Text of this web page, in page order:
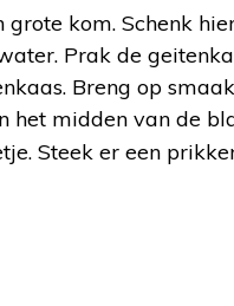
kom. Schenk
Prak de
Breng op
het midden van de
Steek er een